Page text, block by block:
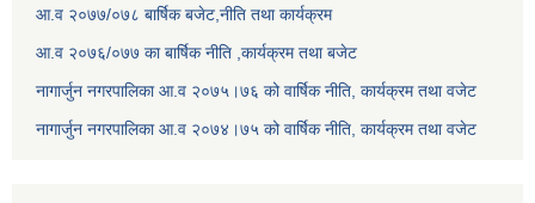
आ.व २०७७/०७८ बार्षिक बजेट,नीति तथा कार्यक्रम
आ.व २०७६/०७७ का बार्षिक नीति ,कार्यक्रम तथा बजेट
नागार्जुन नगरपालिका आ.व २०७५।७६ को वार्षिक नीति, कार्यक्रम तथा वजेट
नागार्जुन नगरपालिका आ.व २०७४।७५ को वार्षिक नीति, कार्यक्रम तथा वजेट